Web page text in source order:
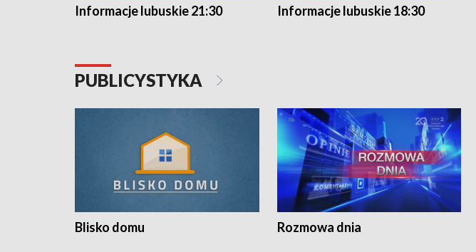
Informacje lubuskie 21:30 Informacje lubuskie 18:30
PUBLICYSTYKA
Blisko domu Rozmowa dnia